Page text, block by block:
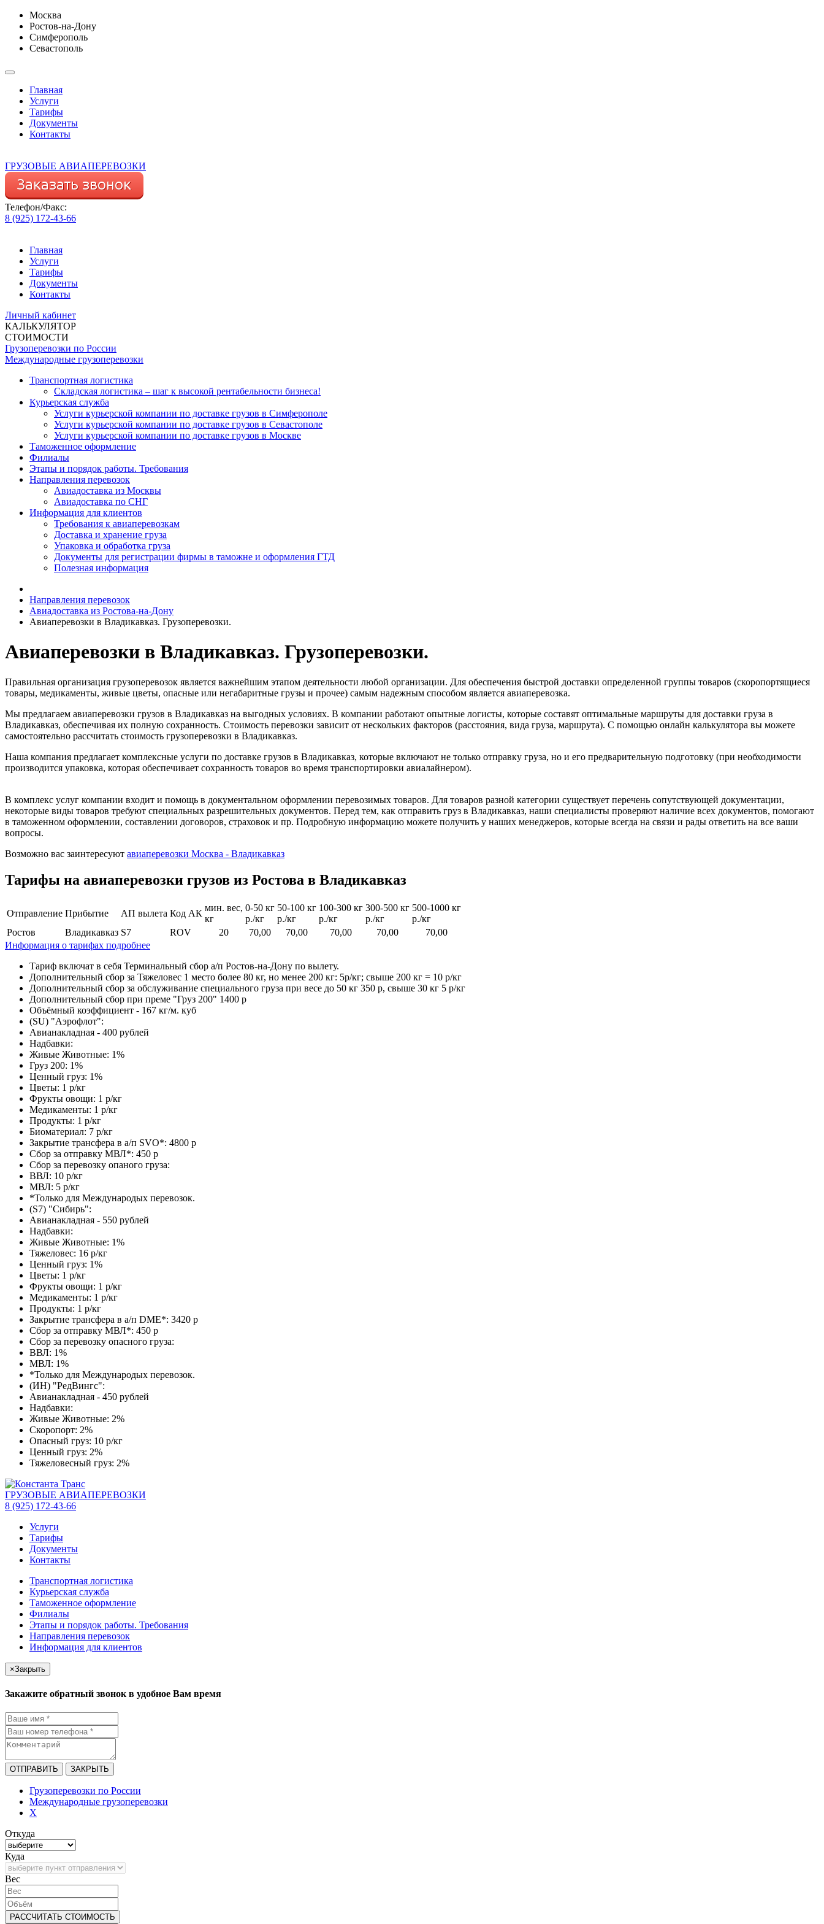
Москва
Ростов-на-Дону
Симферополь
Севастополь
Главная
Услуги
Тарифы
Документы
Контакты
ГРУЗОВЫЕ АВИАПЕРЕВОЗКИ
Телефон/Факс:
8 (925) 172-43-66
Главная
Услуги
Тарифы
Документы
Контакты
Личный кабинет
КАЛЬКУЛЯТОР
СТОИМОСТИ
Грузоперевозки по России
Международные грузоперевозки
Транспортная логистика
Складская логистика – шаг к высокой рентабельности бизнеса!
Курьерская служба
Услуги курьерской компании по доставке грузов в Симферополе
Услуги курьерской компании по доставке грузов в Севастополе
Услуги курьерской компании по доставке грузов в Москве
Таможенное оформление
Филиалы
Этапы и порядок работы. Требования
Направления перевозок
Авиадоставка из Москвы
Авиадоставка по СНГ
Информация для клиентов
Требования к авиаперевозкам
Доставка и хранение груза
Упаковка и обработка груза
Документы для регистрации фирмы в таможне и оформления ГТД
Полезная информация
Направления перевозок
Авиадоставка из Ростова-на-Дону
Авиаперевозки в Владикавказ. Грузоперевозки.
Авиаперевозки в Владикавказ. Грузоперевозки.
Правильная организация грузоперевозок является важнейшим этапом деятельности любой организации. Для обеспечения быстрой доставки определенной группы товаров (скоропортящиеся
товары, медикаменты, живые цветы, опасные или негабаритные грузы и прочее) самым надежным способом является авиаперевозка.
Мы предлагаем авиаперевозки грузов в Владикавказ на выгодных условиях. В компании работают опытные логисты, которые составят оптимальные маршруты для доставки груза в
Владикавказ, обеспечивая их полную сохранность. Стоимость перевозки зависит от нескольких факторов (расстояния, вида груза, маршрута). С помощью онлайн калькулятора вы можете
самостоятельно рассчитать стоимость грузоперевозки в Владикавказ.
Наша компания предлагает комплексные услуги по доставке грузов в Владикавказ, которые включают не только отправку груза, но и его предварительную подготовку (при необходимости
производится упаковка, которая обеспечивает сохранность товаров во время транспортировки авиалайнером).
В комплекс услуг компании входит и помощь в документальном оформлении перевозимых товаров. Для товаров разной категории существует перечень сопутствующей документации,
некоторые виды товаров требуют специальных разрешительных документов. Перед тем, как отправить груз в Владикавказ, наши специалисты проверяют наличие всех документов, помогают
в таможенном оформлении, составлении договоров, страховок и пр. Подробную информацию можете получить у наших менеджеров, которые всегда на связи и рады ответить на все ваши
вопросы.
Возможно вас заинтересуют авиаперевозки Москва - Владикавказ
Тарифы на авиаперевозки грузов из Ростова в Владикавказ
Отправление Прибытие АП вылета Код АК
мин. вес,
кг
0-50 кг
р./кг
50-100 кг
р./кг
100-300 кг
р./кг
300-500 кг
р./кг
500-1000 кг
р./кг
Ростов
Владикавказ S7 ROV 20 70,00 70,00 70,00 70,00
70,00
Информация о тарифах подробнее
Тариф включат в себя Терминальный сбор а/п Ростов-на-Дону по вылету.
Дополнительный сбор за Тяжеловес 1 место более 80 кг, но менее 200 кг: 5р/кг; свыше 200 кг = 10 р/кг
Дополнительный сбор за обслуживание специального груза при весе до 50 кг 350 р, свыше 30 кг 5 р/кг
Дополнительный сбор при преме "Груз 200" 1400 р
Объёмный коэффициент - 167 кг/м. куб
(SU) "Аэрофлот":
Авианакладная - 400 рублей
Надбавки:
Живые Животные: 1%
Груз 200: 1%
Ценный груз: 1%
Цветы: 1 р/кг
Фрукты овощи: 1 р/кг
Медикаменты: 1 р/кг
Продукты: 1 р/кг
Биоматериал: 7 р/кг
Закрытие трансфера в а/п SVO*: 4800 р
Сбор за отправку МВЛ*: 450 р
Сбор за перевозку опаного груза:
ВВЛ: 10 р/кг
МВЛ: 5 р/кг
*Только для Международых перевозок.
(S7) "Сибирь":
Авианакладная - 550 рублей
Надбавки:
Живые Животные: 1%
Тяжеловес: 16 р/кг
Ценный груз: 1%
Цветы: 1 р/кг
Фрукты овощи: 1 р/кг
Медикаменты: 1 р/кг
Продукты: 1 р/кг
Закрытие трансфера в а/п DME*: 3420 р
Сбор за отправку МВЛ*: 450 р
Сбор за перевозку опасного груза:
ВВЛ: 1%
МВЛ: 1%
*Только для Международых перевозок.
(ИН) "РедВингс":
Авианакладная - 450 рублей
Надбавки:
Живые Животные: 2%
Скоропорт: 2%
Опасный груз: 10 р/кг
Ценный груз: 2%
Тяжеловесный груз: 2%
ГРУЗОВЫЕ АВИАПЕРЕВОЗКИ
8 (925) 172-43-66
Услуги
Тарифы
Документы
Контакты
Транспортная логистика
Курьерская служба
Таможенное оформление
Филиалы
Этапы и порядок работы. Требования
Направления перевозок
Информация для клиентов
×Закрыть
Закажите обратный звонок в удобное Вам время
ОТПРАВИТЬ ЗАКРЫТЬ
Грузоперевозки по России
Международные грузоперевозки
X
Откуда
Куда
Bec
РАССЧИТАТЬ СТОИМОСТЬ